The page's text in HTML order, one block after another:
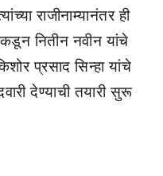
राजीनाम्यानंतर ही
नितीन नवीन यांचे
प्रसाद सिन्हा यांचे
देण्याची तयारी सुरू